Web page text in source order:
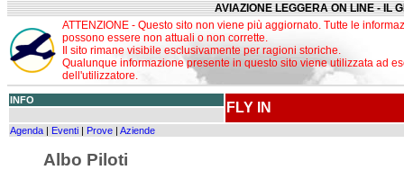
AVIAZIONE LEGGERA ON LINE - IL
ATTENZIONE - Questo sito non viene più aggiornato. Tutte le
possono essere non attuali o non corrette.
Il sito rimane visibile esclusivamente per ragioni storiche.
Qualunque informazione presente in questo sito viene utilizzata ad
dell'utilizzatore.
INFO FLY IN
Agenda | Eventi | Prove | Aziende
Albo Piloti